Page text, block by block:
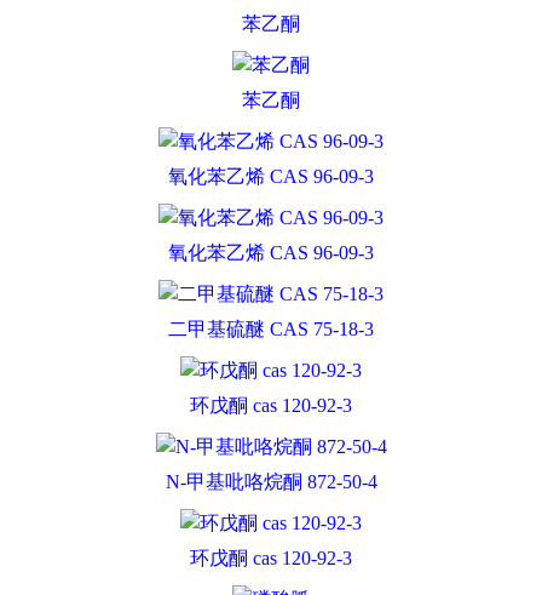
苯乙酮
苯乙酮
氧化苯乙烯 CAS 96-09-3
氧化苯乙烯 CAS 96-09-3
二甲基硫醚 CAS 75-18-3
环戊酮 cas 120-92-3
N-甲基吡咯烷酮 872-50-4
环戊酮 cas 120-92-3